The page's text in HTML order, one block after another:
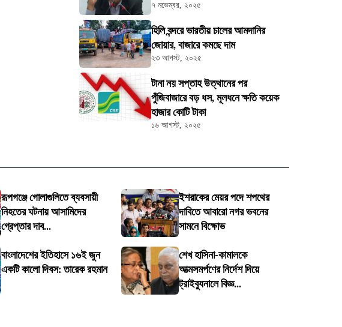
৭ নভেম্বর, ২০২৫
হিলি বন্দরে ভারতীয় চালের আমদানির
জোয়ার, বাজারে কমছে দাম
২৩ আগস্ট, ২০২৫
টানা নয় সপ্তাহ উত্থানের পর
পুঁজিবাজারে বড় ধস, মূলধনে ক্ষতি কয়েক
হাজার কোটি টাকা
১৬ আগস্ট, ২০২৫
রূপগঞ্জে গোলাগুলিতে ব্যবসায়ী
নিহতের ঘটনায় আসামিদের
গ্রেপ্তার দাব...
ইশরাকের মেয়র পদে শপথের
দাবিতে আবারো নগর ভবনের
সামনে বিক্ষোভ
বাংলাদেশের ইতিহাসে ১৬ই জুন
একটি কালো দিবস: তারেক রহমান
শেখ হাসিনা-কামালকে
আত্মসমর্পণের নির্দেশ দিয়ে
ট্রাইব্যুনালে বিজ্ঞ...